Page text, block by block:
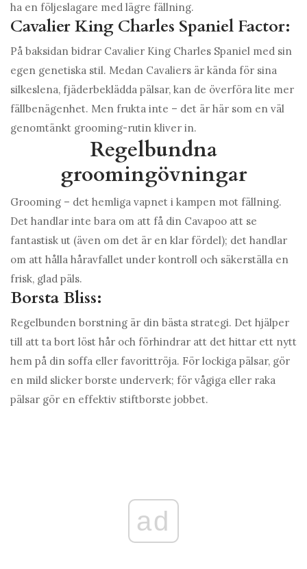
ha en följeslagare med lägre fällning.
Cavalier King Charles Spaniel Factor:
På baksidan bidrar Cavalier King Charles Spaniel med sin
egen genetiska stil. Medan Cavaliers är kända för sina
silkeslena, fjäderbeklädda pälsar, kan de överföra lite mer
fällbenägenhet. Men frukta inte – det är här som en väl
genomtänkt grooming-rutin kliver in.
Regelbundna
groomingövningar
Grooming – det hemliga vapnet i kampen mot fällning.
Det handlar inte bara om att få din Cavapoo att se
fantastisk ut (även om det är en klar fördel); det handlar
om att hålla håravfallet under kontroll och säkerställa en
frisk, glad päls.
Borsta Bliss:
Regelbunden borstning är din bästa strategi. Det hjälper
till att ta bort löst hår och förhindrar att det hittar ett nytt
hem på din soffa eller favorittröja. För lockiga pälsar, gör
en mild slicker borste underverk; för vågiga eller raka
pälsar gör en effektiv stiftborste jobbet.
ad